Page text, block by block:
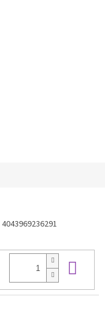
4043969236291